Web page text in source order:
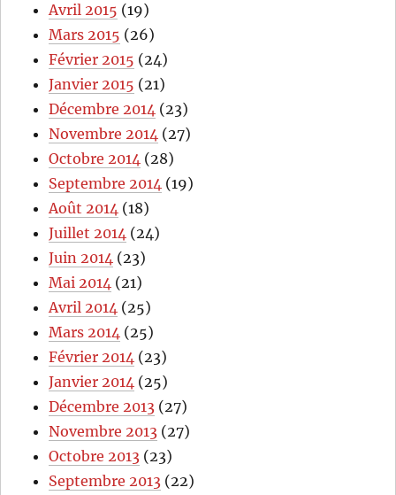
Avril 2015 (19)
Mars 2015 (26)
Février 2015 (24)
Janvier 2015 (21)
Décembre 2014 (23)
Novembre 2014 (27)
Octobre 2014 (28)
Septembre 2014 (19)
Août 2014 (18)
Juillet 2014 (24)
Juin 2014 (23)
Mai 2014 (21)
Avril 2014 (25)
Mars 2014 (25)
Février 2014 (23)
Janvier 2014 (25)
Décembre 2013 (27)
Novembre 2013 (27)
Octobre 2013 (23)
Septembre 2013 (22)